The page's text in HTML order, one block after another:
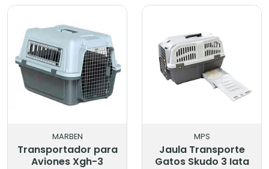
MARBEN
Transportador para
Aviones Xgh-3
MPS
Jaula Transporte
Gatos Skudo 3 Iata